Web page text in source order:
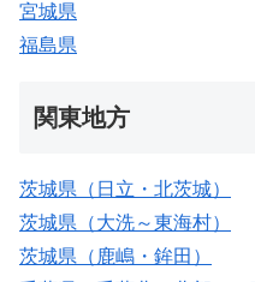
宮城県
福島県
関東地方
茨城県（日立・北茨城）
茨城県（大洗～東海村）
茨城県（鹿嶋・鉾田）